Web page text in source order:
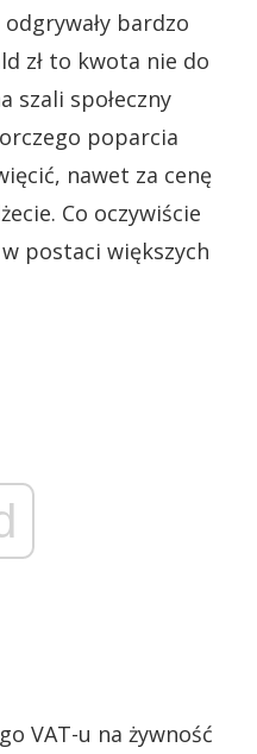
bardzo
zł to kwota nie do
szali społeczny
poparcia
nawet za cenę
Co oczywiście
postaci większych
VAT-u na żywność